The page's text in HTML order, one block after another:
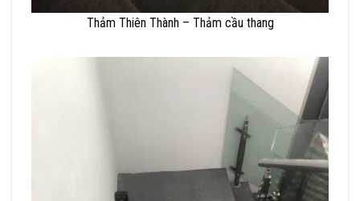
Thảm Thiên Thành – Thảm cầu thang